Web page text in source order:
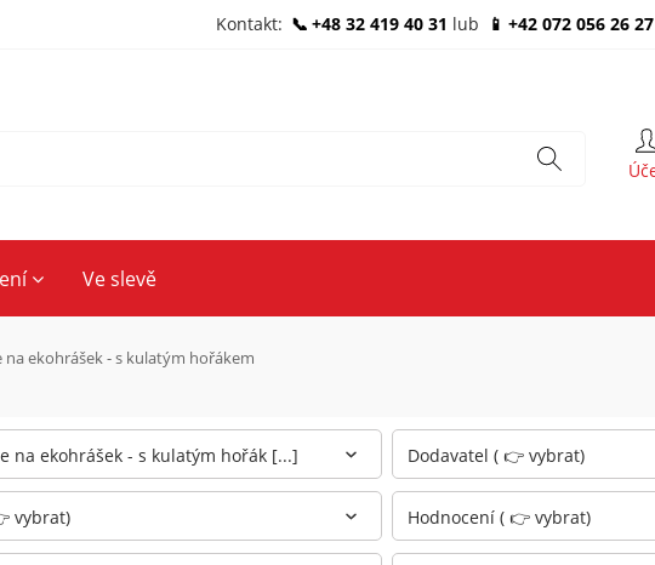
Kontakt: +48 32 419 40 31 lub +42 072 056 26 27
Ve slevě
na ekohrášek - s kulatým hořákem
na ekohrášek - s kulatým hořák [...] Dodavatel ( 👉 vybrat)
vybrat) Hodnocení ( 👉 vybrat)